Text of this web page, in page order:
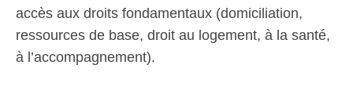
accès aux droits fondamentaux (domiciliation,
ressources de base, droit au logement, à la santé,
à l’accompagnement).